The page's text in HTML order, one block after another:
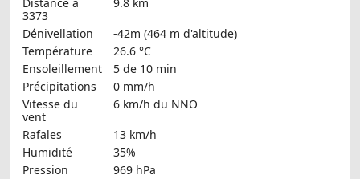
3373
Dénivellation
-42m (464 m d'altitude)
Température
26.6 °C
Ensoleillement
5 de 10 min
Précipitations
0 mm/h
Vitesse du
vent
6 km/h du NNO
Rafales
13 km/h
Humidité
35%
Pression
969 hPa